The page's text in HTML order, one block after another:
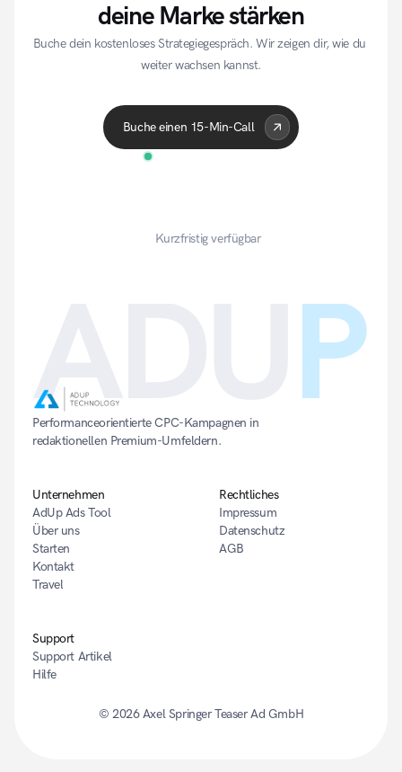
deine Marke stärken
Buche dein kostenloses Strategiegespräch. Wir zeigen dir, wie du
weiter wachsen kannst.
Buche einen 15-Min-Call
Kurzfristig verfügbar
ADU P
Performanceorientierte CPC-Kampagnen in
redaktionellen Premium-Umfeldern.
Unternehmen
AdUp Ads Tool
Über uns
Starten
Kontakt
Travel
Rechtliches
Impressum
Datenschutz
AGB
Support
Support Artikel
Hilfe
© 2026 Axel Springer Teaser Ad GmbH